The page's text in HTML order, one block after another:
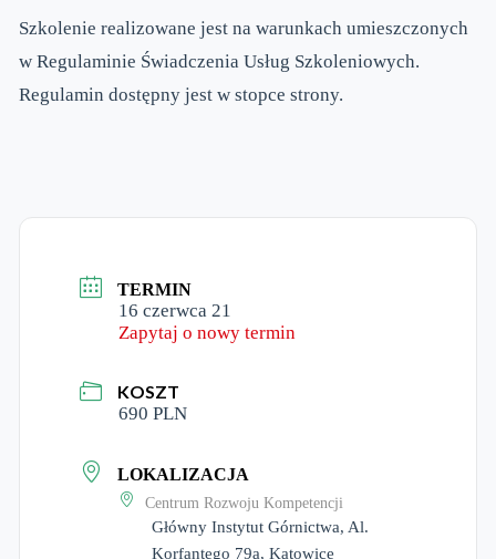
Szkolenie realizowane jest na warunkach umieszczonych
w Regulaminie Świadczenia Usług Szkoleniowych.
Regulamin dostępny jest w stopce strony.
TERMIN
16 czerwca 21
Zapytaj o nowy termin
KOSZT
690 PLN
LOKALIZACJA
Centrum Rozwoju Kompetencji
Główny Instytut Górnictwa, Al.
Korfantego 79a, Katowice